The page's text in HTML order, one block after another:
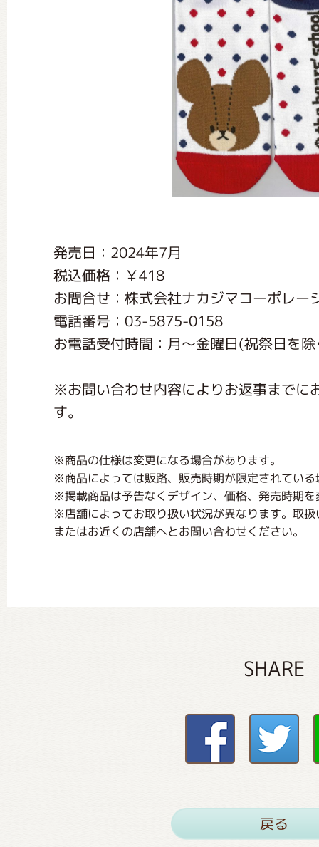
発売日：2024年7月
税込価格：￥418
お問合せ：株式会社ナカジマコーポレー
電話番号：03-5875-0158
お電話受付時間：月〜金曜日(祝祭日を
※お問い合わせ内容によりお返事までに
す。
※商品の仕様は変更になる場合があります。
※商品によっては販路、販売時期が限定されてい
※掲載商品は予告なくデザイン、価格、発売時期
※店舗によってお取り扱い状況が異なります。取
またはお近くの店舗へとお問い合わせください。
SHARE
戻る
ミュージカル・コンサート
おたのしみコンテンツ(クイズ・
チア ジャッキーズ！
くまのがっこう 家庭科部